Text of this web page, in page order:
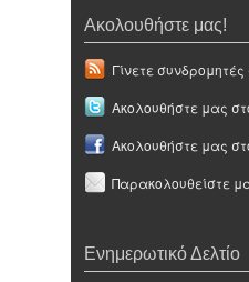
Ακολουθήστε μας!
Γίνετε συνδρομητές
Ακολουθήστε μας
Ακολουθήστε μας
Παρακολουθείστε
Ενημερωτικό Δελτίο